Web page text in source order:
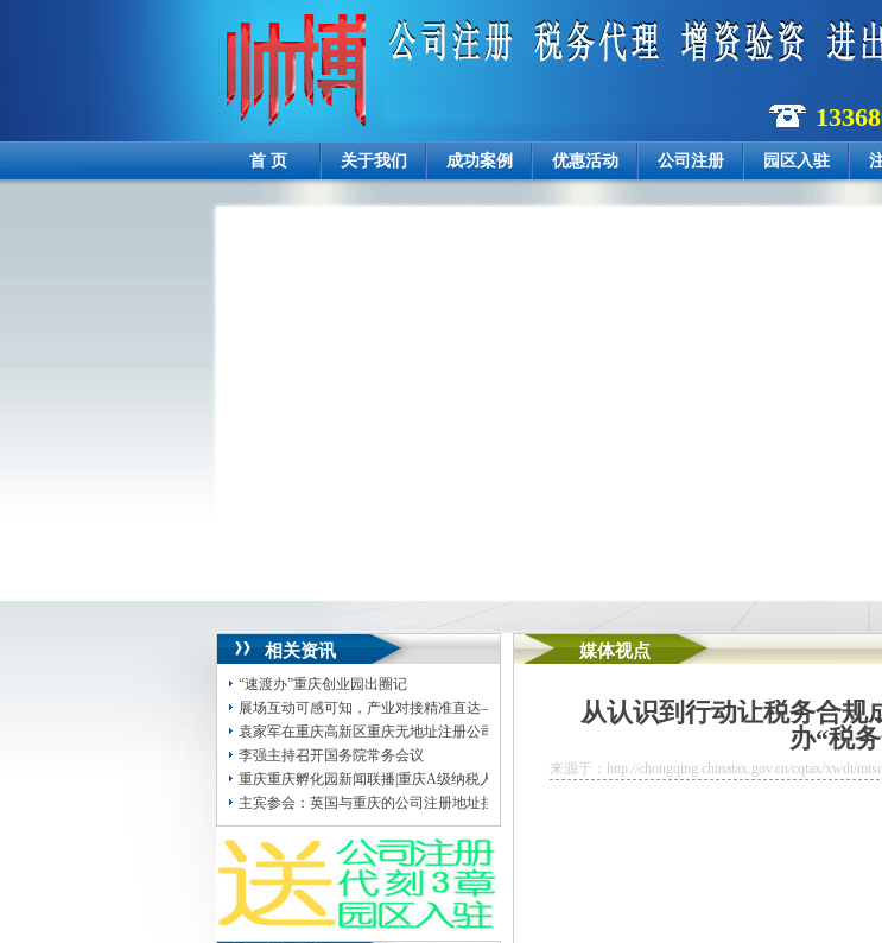
首 页 关于我们 成功案例 优惠活动 公司注册 园区入驻
相关资讯
“速渡办”重庆创业园出圈记
展场互动可感可知，产业对接精准直达——西洽会：一场看得见的公司地址挂靠AI盛宴
袁家军在重庆高新区重庆无地址注册公司沙坪坝区两江新区调研时强调?扎实推动科技创新和产业创新
李强主持召开国务院常务会议
重庆重庆孵化园新闻联播|重庆A级纳税人数量超10万户
主宾参会：英国与重庆的公司注册地址挂靠“双向奔赴”
媒体视点
从认识到行动让税务合规
办“税
来源于：http://chongqing.chinatax.gov.cn/cqtax/xwdt/